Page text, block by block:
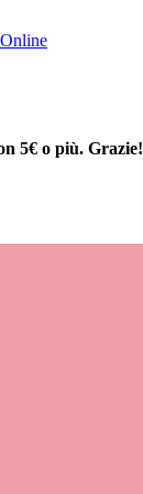
5€ o più. Grazie!